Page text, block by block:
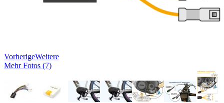
VorherigeWeitere
Mehr Fotos (7)